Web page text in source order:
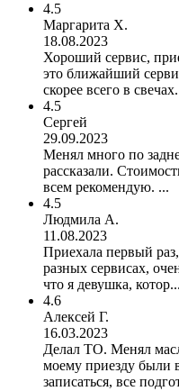
4.5
Маргарита Х.
18.08.2023
Хороший сервис,
это ближайший
скорее всего в
4.5
Сергей
29.09.2023
Менял много по
рассказали.
всем рекомендую. ...
4.5
Людмила А.
11.08.2023
Приехала первый
разных сервисах,
что я девушка, котор...
4.6
Алексей Г.
16.03.2023
Делал ТО. Менял
моему приезду были
записаться, все